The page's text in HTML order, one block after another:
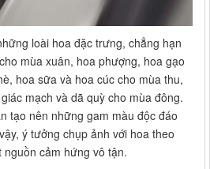
loài hoa đặc trưng, chẳng hạn
mùa xuân, hoa phượng, hoa gạo
hoa sữa và hoa cúc cho mùa thu,
mạch và dã quỳ cho mùa đông.
tạo nên những gam màu độc đáo
ý tưởng chụp ảnh với hoa theo
cảm hứng vô tận.